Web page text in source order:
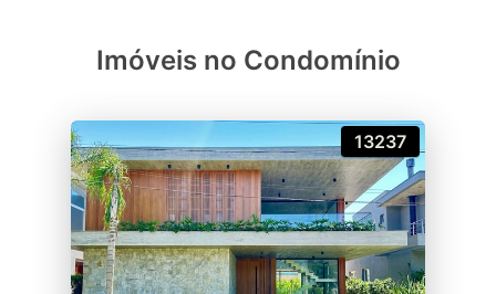
Imóveis no Condomínio
13237